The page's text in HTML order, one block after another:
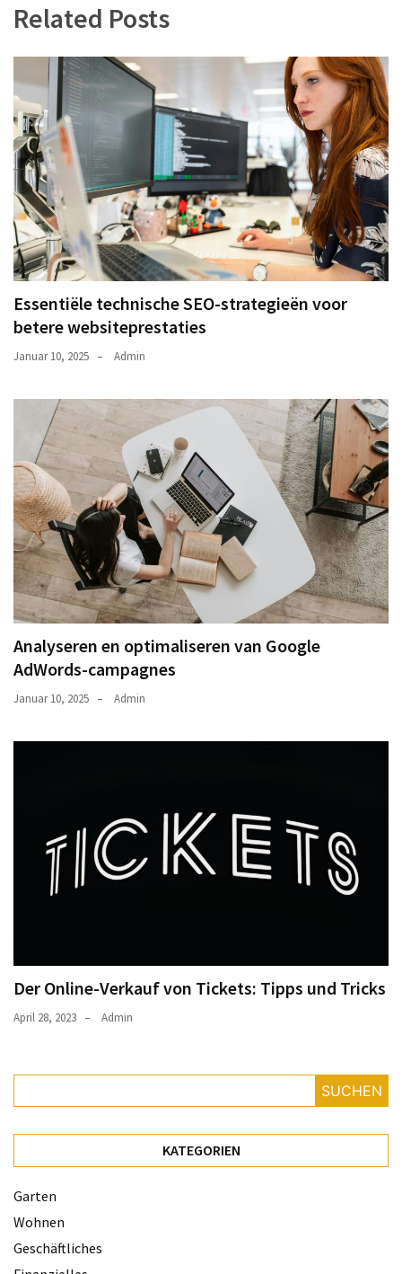
Related Posts
Essentiële technische SEO-strategieën voor
betere websiteprestaties
Januar 10, 2025 Admin
Analyseren en optimaliseren van Google
AdWords-campagnes
Januar 10, 2025 Admin
Der Online-Verkauf von Tickets: Tipps und Tricks
April 28, 2023 Admin
SUCHEN
KATEGORIEN
Garten
Wohnen
Geschäftliches